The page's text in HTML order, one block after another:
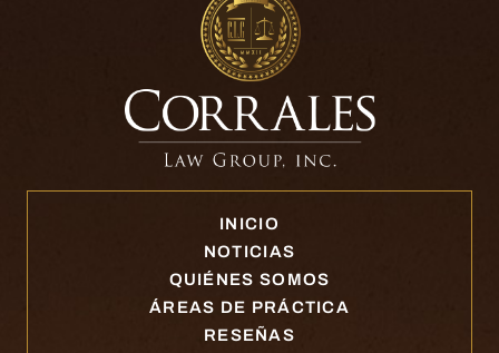
INICIO
NOTICIAS
QUIÉNES SOMOS
ÁREAS DE PRÁCTICA
RESEÑAS